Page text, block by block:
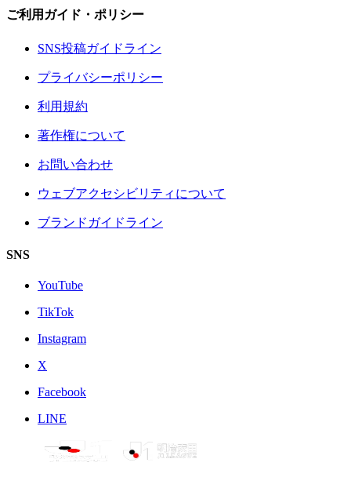
ご利用ガイド・ポリシー
SNS投稿ガイドライン
プライバシーポリシー
利用規約
著作権について
お問い合わせ
ウェブアクセシビリティについて
ブランドガイドライン
SNS
YouTube
TikTok
Instagram
X
Facebook
LINE